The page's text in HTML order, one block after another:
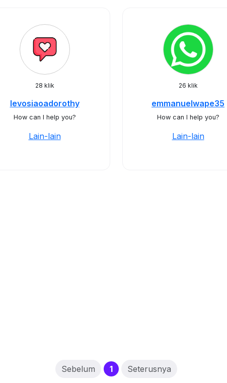
28 klik
levosiaoadorothy
How can I help you?
Lain-lain
26 klik
emmanuelwape35
How can I help you?
Lain-lain
Sebelum 1(current)
Seterusnya